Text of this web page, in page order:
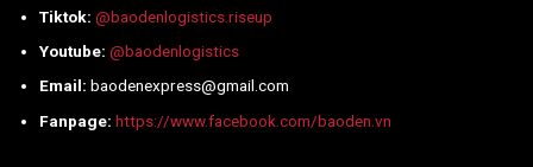
Tiktok: @baodenlogistics.riseup
Youtube: @baodenlogistics
Email: baodenexpress@gmail.com
Fanpage: https://www.facebook.com/baoden.vn